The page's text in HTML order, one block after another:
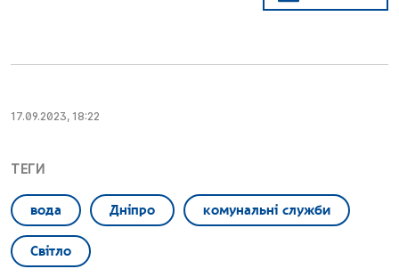
17.09.2023, 18:22
ТЕГИ
вода Дніпро комунальні служби
Світло